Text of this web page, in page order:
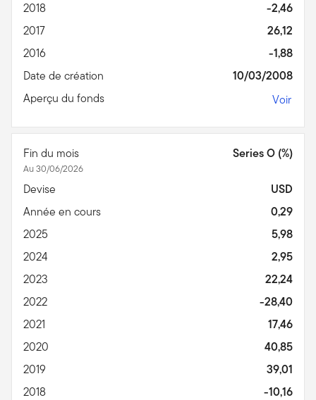
2018
-2,46
2017
26,12
2016
-1,88
Date de création
10/03/2008
Aperçu du fonds
Voir
Fin du mois
Au 30/06/2026
Series O (%)
Devise
USD
Année en cours
0,29
2025
5,98
2024
2,95
2023
22,24
2022
-28,40
2021
17,46
2020
40,85
2019
39,01
2018
-10,16